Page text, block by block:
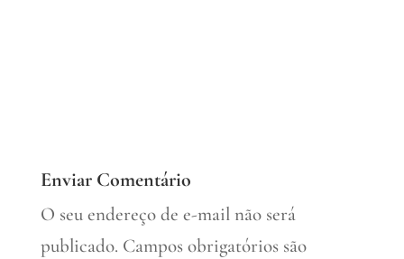
Enviar Comentário
O seu endereço de e-mail não será
publicado. Campos obrigatórios são